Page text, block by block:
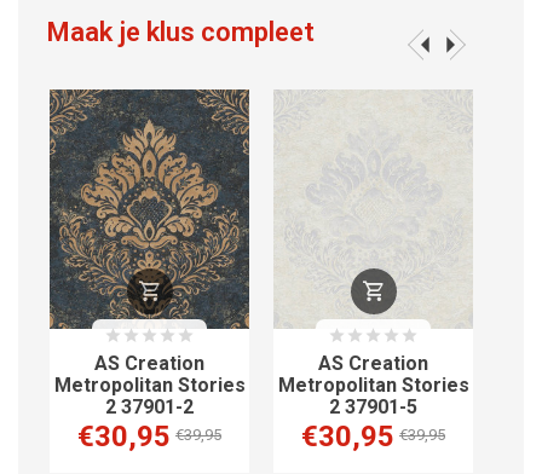
Maak je klus compleet
AS Creation
Metropolitan Stories
2 37901-2
€30,95 €39,95
AS Creation
Metropolitan Stories
2 37901-5
€30,95 €39,95